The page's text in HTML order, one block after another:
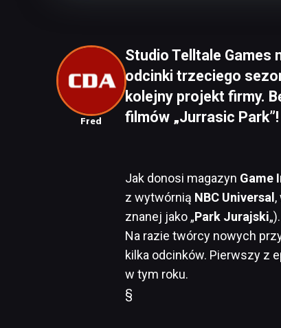
Fred
Studio Telltale Games
odcinki trzeciego
kolejny projekt firmy.
filmów „Jurrasic Park”!
Jak donosi magazyn Game
z wytwórnią NBC Universal
znanej jako „Park Jurajski
Na razie twórcy nowych
kilka odcinków. Pierwszy z
w tym roku.
§